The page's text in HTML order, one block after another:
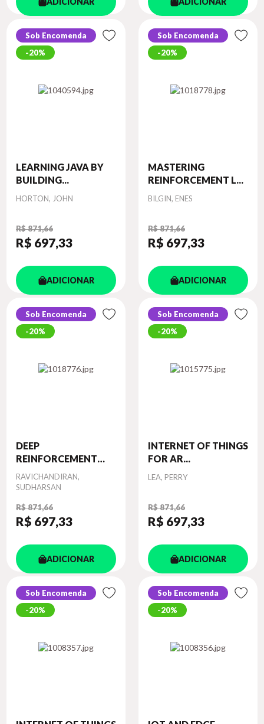
Sob Encomenda
20%
LEARNING JAVA BY
BUILDING...
Autor
HORTON, JOHN
R$ 871,66
R$ 697,33
ADICIONAR
Sob Encomenda
20%
MASTERING
REINFORCEMENT L...
Autor
BILGIN, ENES
R$ 871,66
R$ 697,33
ADICIONAR
Sob Encomenda
20%
DEEP
REINFORCEMENT
LEARNI...
Autor
RAVICHANDIRAN,
SUDHARSAN
R$ 871,66
R$ 697,33
ADICIONAR
Sob Encomenda
20%
INTERNET OF THINGS
FOR AR...
Autor
LEA, PERRY
R$ 871,66
R$ 697,33
ADICIONAR
Sob Encomenda
20%
Sob Encomenda
20%